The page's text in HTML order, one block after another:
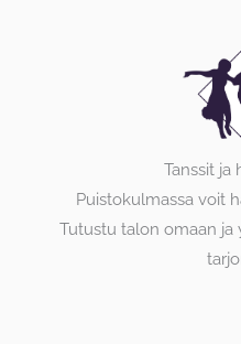
Tanssit ja
Puistokulmassa voit
Tutustu talon omaan